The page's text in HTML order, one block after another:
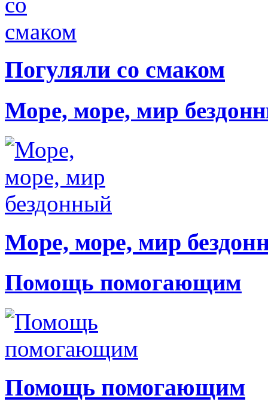
Погуляли со смаком
Море, море, мир
Море, море, мир
Помощь помогающим
Помощь помогающим